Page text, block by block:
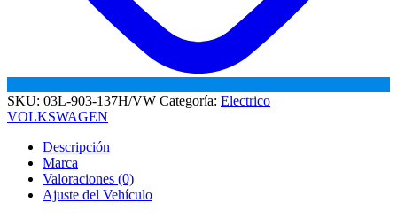
SKU: 03L-903-137H/VW Categoría: Electrico
VOLKSWAGEN
Descripción
Marca
Valoraciones (0)
Ajuste del Vehículo